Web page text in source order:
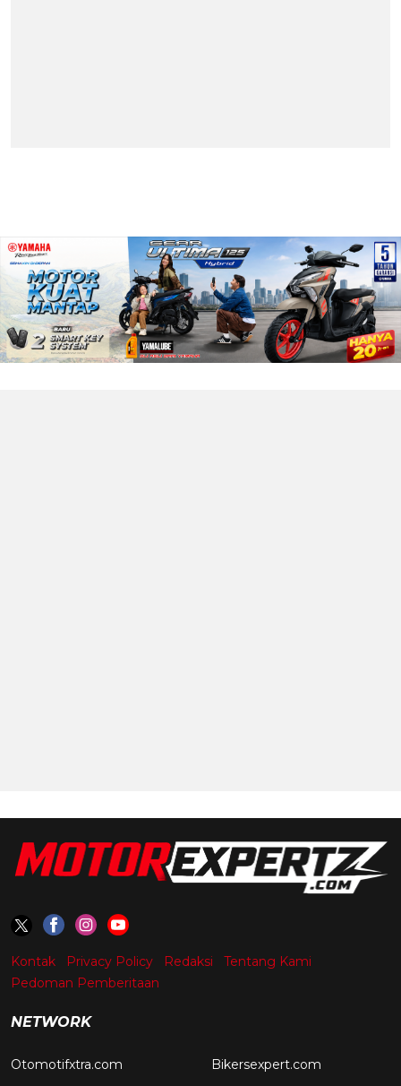
Kontak Privacy Policy Redaksi
Tentang Kami
Pedoman Pemberitaan
NETWORK
Otomotifxtra.com
Bikersexpert.com